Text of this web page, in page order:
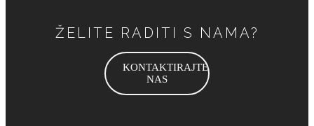
ŽELITE RADITI S NAMA?
KONTAKTIRAJTE
NAS